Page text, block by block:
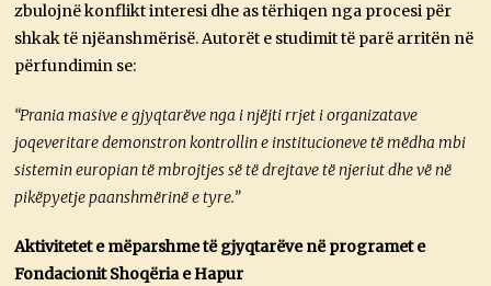
zbulojnë konflikt interesi dhe as tërhiqen nga procesi për
shkak të njëanshmërisë. Autorët e studimit të parë arritën në
përfundimin se:
“Prania masive e gjyqtarëve nga i njëjti rrjet i organizatave
joqeveritare demonstron kontrollin e institucioneve të mëdha mbi
sistemin europian të mbrojtjes së të drejtave të njeriut dhe vë në
pikëpyetje paanshmërinë e tyre.”
Aktivitetet e mëparshme të gjyqtarëve në programet e
Fondacionit Shoqëria e Hapur